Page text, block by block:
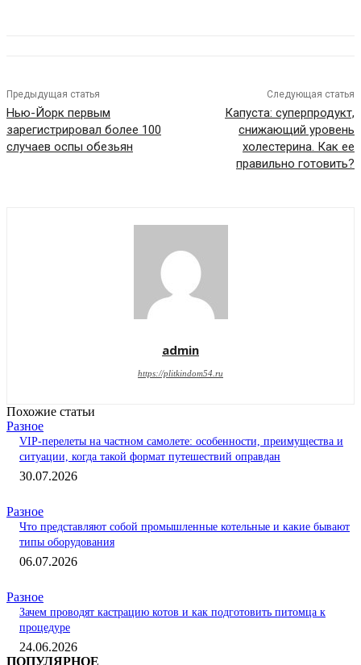
Предыдущая статья
Нью-Йорк первым
зарегистрировал более 100
случаев оспы обезьян
Следующая статья
Капуста: суперпродукт,
снижающий уровень
холестерина. Как ее
правильно готовить?
admin
https://plitkindom54.ru
Похожие статьи
Разное
VIP-перелеты на частном самолете: особенности, преимущества и
ситуации, когда такой формат путешествий оправдан
30.07.2026
Разное
Что представляют собой промышленные котельные и какие бывают
типы оборудования
06.07.2026
Разное
Зачем проводят кастрацию котов и как подготовить питомца к
процедуре
24.06.2026
ПОПУЛЯРНОЕ